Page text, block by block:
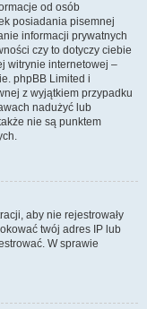
od osób
posiadania pisemnej
informacji prywatnych
czy to dotyczy ciebie
witrynie internetowej –
phpBB Limited i
z wyjątkiem przypadku
nadużyć lub
nie są punktem
aby nie rejestrowały
twój adres IP lub
W sprawie